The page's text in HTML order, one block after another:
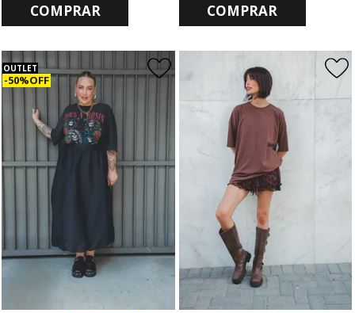
COMPRAR COMPRAR
OUTLET
50% OFF